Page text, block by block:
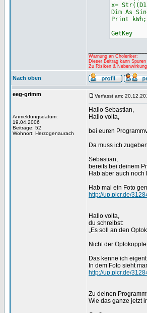
x=
Dim As
Print
GetKey
Warnung an Choleriker:
Dieser Beitrag kann
Zu Risiken &
Nach oben
eeg-grimm
Anmeldungsdatum:
19.04.2006
Beiträge: 52
Wohnort: Herzogenaurach
Verfasst am:
Hallo Sebastian,
Hallo volta,
bei euren
Da muss ich
Sebastian,
bereits bei deinem
Hab aber auch
Hab mal ein Foto
http://up.picr.de/
Hallo volta,
du schreibst:
„Es soll an den
Nicht der
Das kenne ich
In dem Foto sieht
http://up.picr.de/
Zu deinen
Wie das ganze jetzt